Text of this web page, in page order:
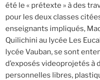
été le « prétexte » à des
pour les deux classes
enseignants impliqués,
Quilichini au lycée Les
lycée Vauban, se sont
d’exposés videoprojetés à
personnelles libres,